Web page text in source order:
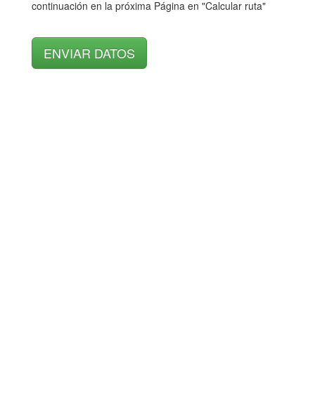
continuación en la próxima Página en "Calcular ruta"